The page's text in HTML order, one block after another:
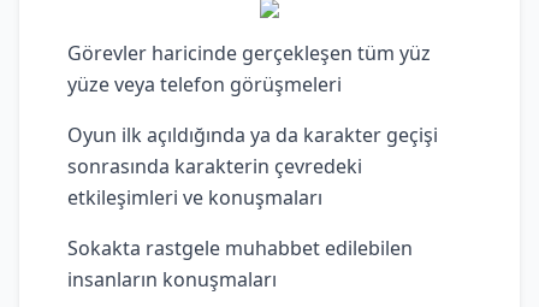
Görevler haricinde gerçekleşen tüm yüz
yüze veya telefon görüşmeleri
Oyun ilk açıldığında ya da karakter geçişi
sonrasında karakterin çevredeki
etkileşimleri ve konuşmaları
Sokakta rastgele muhabbet edilebilen
insanların konuşmaları